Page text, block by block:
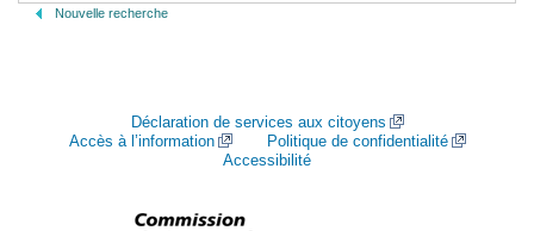
Nouvelle recherche
Déclaration de services aux citoyens
Accès à l’information
Politique de confidentialité
Accessibilité